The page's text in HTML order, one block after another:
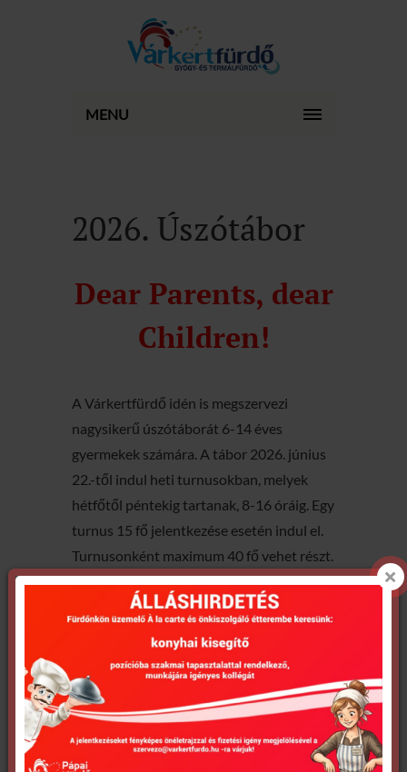
MENU
2026. Úszótábor
Dear Parents, dear
Children!
A Várkertfürdő idén is megszervezi
nagysikerű úszótáborát 6-14 éves
gyermekek számára. A tábor 2026. június
22.-től indul heti turnusokban, melyek
hétfőtől péntekig tartanak, 8-16 óráig. Egy
turnus 15 fő jelentkezése esetén indul el.
Turnusonként maximum 40 fő vehet részt.